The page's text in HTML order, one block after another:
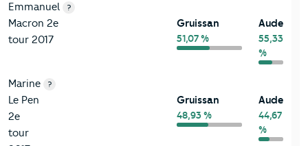
Emmanuel
Macron 2e
tour 2017
?
Gruissan
51,07 %
Aude
55,33
%
Marine
Le Pen
2e
tour
?
Gruissan
48,93 %
Aude
44,67
%